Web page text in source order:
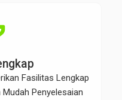
Fasilitas Lengkap
Penyelesaian